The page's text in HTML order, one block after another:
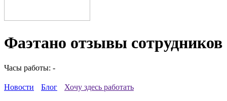
Фаэтано отзывы сотрудников
Часы работы: -
Новости Блог Хочу здесь работать